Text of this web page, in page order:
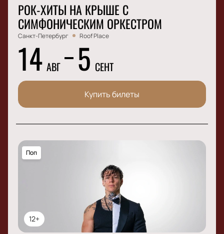
РОК-ХИТЫ НА КРЫШЕ С
СИМФОНИЧЕСКИМ ОРКЕСТРОМ
Санкт-Петербург Roof Place
14 АВГ 5 СЕНТ
Купить билеты
12+
Поп